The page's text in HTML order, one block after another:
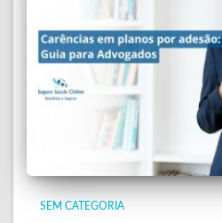
SEM CATEGORIA